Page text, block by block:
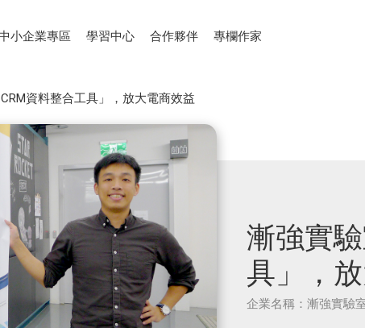
小企業專區 學習中心 合作夥伴 專欄作家
資料整合工具」，放大電商效益
漸強實
具」，
企業名稱：漸強實驗